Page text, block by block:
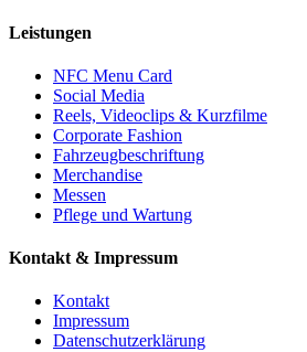
Leistungen
NFC Menu Card
Social Media
Reels, Videoclips & Kurzfilme
Corporate Fashion
Fahrzeugbeschriftung
Merchandise
Messen
Pflege und Wartung
Kontakt & Impressum
Kontakt
Impressum
Datenschutzerklärung